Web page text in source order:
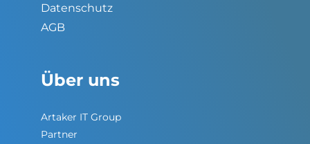
Datenschutz
AGB
Über uns
Artaker IT Group
Partner